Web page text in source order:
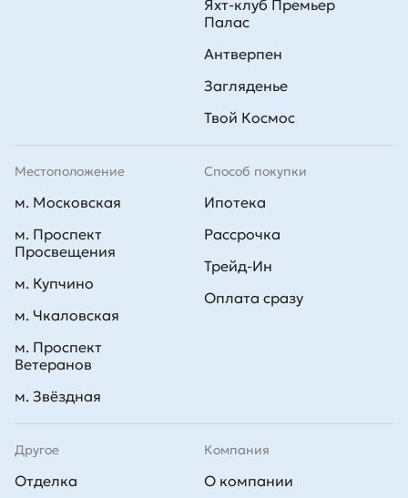
Способ покупки
Ипотека
Рассрочка
Трейд-Ин
Оплата сразу
Яхт-клуб Премьер
Палас
Антверпен
Загляденье
Твой Космос
Другое
Отделка
Компания
О компании
Местоположение
м. Московская
м. Проспект
Просвещения
м. Купчино
м. Чкаловская
м. Проспект
Ветеранов
м. Звёздная